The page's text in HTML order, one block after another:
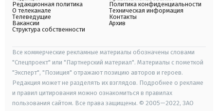
Редакционная политика
О телеканале
Телеведущие
Вакансии
Структура собственности
Политика конфиденциальности
Техническая информация
Контакты
Архив
Все коммерческие рекламные материалы обозначены словами
"Спецпроект" или "Партнерский материал". Материалы с пометкой
"Эксперт", "Позиция" отражают позицию авторов и героев.
Редакция может не разделять их взглядов. Подробнее о рекламе
и правил цитирования можно ознакомиться в правилах
пользования сайтом. Все права защищены. © 2005—2022, ЗАО